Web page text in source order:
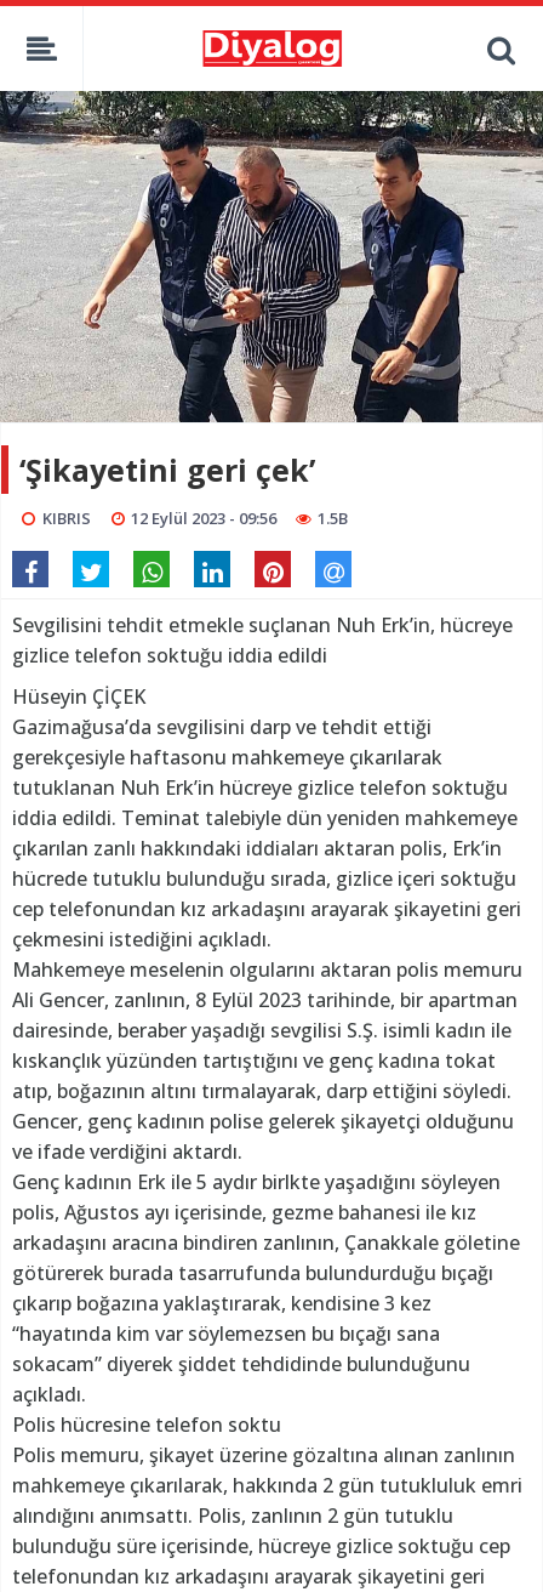
‘Şikayetini geri çek’
KIBRIS 12 Eylül 2023 - 09:56 1.5B
Sevgilisini tehdit etmekle suçlanan Nuh Erk’in, hücreye
gizlice telefon soktuğu iddia edildi
Hüseyin ÇİÇEK
Gazimağusa’da sevgilisini darp ve tehdit ettiği
gerekçesiyle haftasonu mahkemeye çıkarılarak
tutuklanan Nuh Erk’in hücreye gizlice telefon soktuğu
iddia edildi. Teminat talebiyle dün yeniden mahkemeye
çıkarılan zanlı hakkındaki iddiaları aktaran polis, Erk’in
hücrede tutuklu bulunduğu sırada, gizlice içeri soktuğu
cep telefonundan kız arkadaşını arayarak şikayetini geri
çekmesini istediğini açıkladı.
Mahkemeye meselenin olgularını aktaran polis memuru
Ali Gencer, zanlının, 8 Eylül 2023 tarihinde, bir apartman
dairesinde, beraber yaşadığı sevgilisi S.Ş. isimli kadın ile
kıskançlık yüzünden tartıştığını ve genç kadına tokat
atıp, boğazının altını tırmalayarak, darp ettiğini söyledi.
Gencer, genç kadının polise gelerek şikayetçi olduğunu
ve ifade verdiğini aktardı.
Genç kadının Erk ile 5 aydır birlkte yaşadığını söyleyen
polis, Ağustos ayı içerisinde, gezme bahanesi ile kız
arkadaşını aracına bindiren zanlının, Çanakkale göletine
götürerek burada tasarrufunda bulundurduğu bıçağı
çıkarıp boğazına yaklaştırarak, kendisine 3 kez
“hayatında kim var söylemezsen bu bıçağı sana
sokacam” diyerek şiddet tehdidinde bulunduğunu
açıkladı.
Polis hücresine telefon soktu
Polis memuru, şikayet üzerine gözaltına alınan zanlının
mahkemeye çıkarılarak, hakkında 2 gün tutukluluk emri
alındığını anımsattı. Polis, zanlının 2 gün tutuklu
bulunduğu süre içerisinde, hücreye gizlice soktuğu cep
telefonundan kız arkadaşını arayarak şikayetini geri